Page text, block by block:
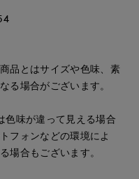
品とはサイズや色味、素
る場合がございます。
色味が違って見える場合
フォンなどの環境によ
場合もございます。